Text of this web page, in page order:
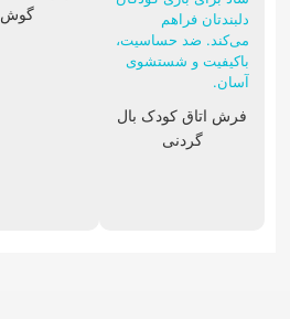
فرش اتاق کودک بال
گردنی
گوش